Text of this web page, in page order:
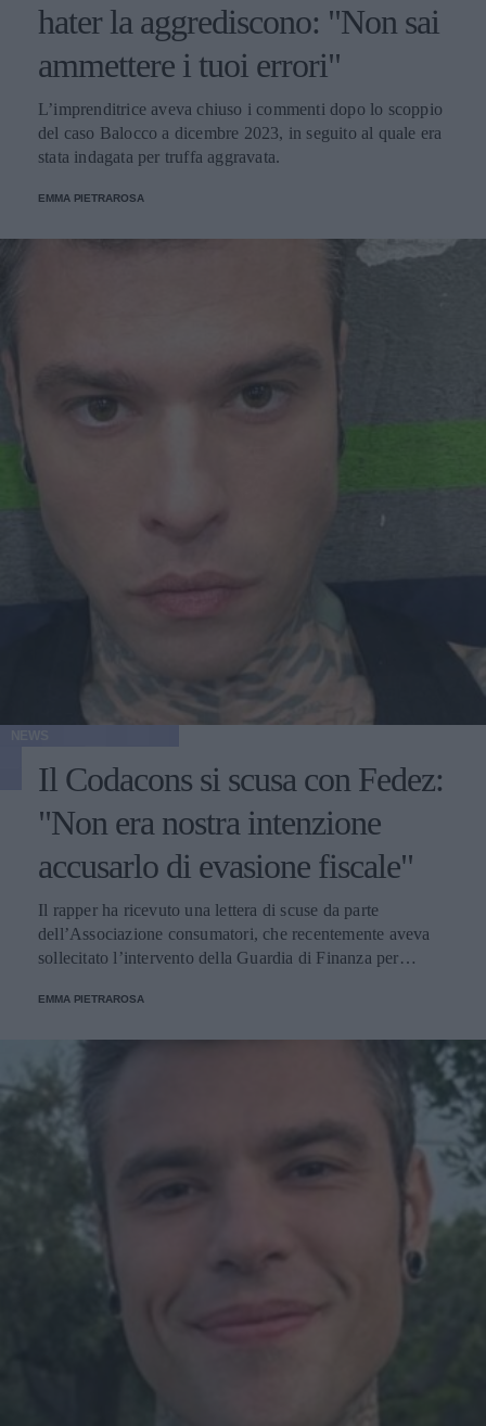
hater la aggrediscono: "Non sai
ammettere i tuoi errori"
L’imprenditrice aveva chiuso i commenti dopo lo scoppio
del caso Balocco a dicembre 2023, in seguito al quale era
stata indagata per truffa aggravata.
EMMA PIETRAROSA
Il Codacons si scusa con Fedez:
"Non era nostra intenzione
accusarlo di evasione fiscale"
Il rapper ha ricevuto una lettera di scuse da parte
dell’Associazione consumatori, che recentemente aveva
sollecitato l’intervento della Guardia di Finanza per
EMMA PIETRAROSA